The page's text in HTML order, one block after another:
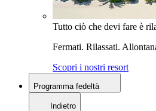
Tutto ciò che devi fare è
Fermati. Rilassati.
Scopri i nostri resort
Programma fedeltà
Indietro